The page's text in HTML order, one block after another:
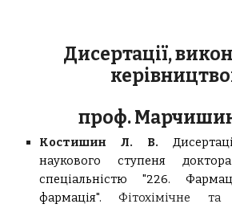
Дисертації,
проф.
Костишин Л. В.
наукового ступеня
спеціальністю "226.
фармація".Фітохімічне та